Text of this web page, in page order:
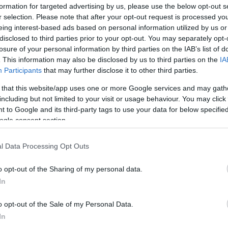
for targeted advertising by us, please use the below opt-out
selection. Please note that after your opt-out request is processed
interest-based ads based on personal information utilized by us
to third parties prior to your opt-out. You may separately
of your personal information by third parties on the IAB’s list of
This information may also be disclosed by us to third parties on the
Participants that may further disclose it to other third parties.
that this website/app uses one or more Google services and may
but not limited to your visit or usage behaviour. You may
to Google and its third-party tags to use your data for below
consent section.
Data Processing Opt Outs
opt-out of the Sharing of my personal data.
opt-out of the Sale of my Personal Data.
Pentagon több fegyverszerződéséből
10:36
utólag igyekszik pótolni a kiberbiztonsági
tartalmazó fejezeteket a fegyverrendszerekről szóló
gyilkoló robotok?
tartanak, mások a fejlesztések lelassításától
hogy a mesterséges intelligencia számára